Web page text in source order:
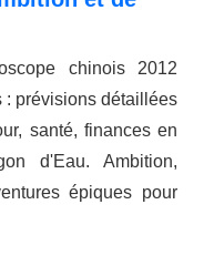
chinois 2012
: prévisions détaillées
santé, finances en
d'Eau. Ambition,
épiques pour